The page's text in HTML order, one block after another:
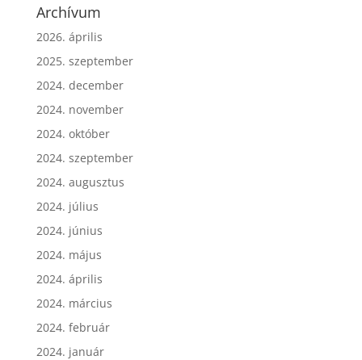
Archívum
2026. április
2025. szeptember
2024. december
2024. november
2024. október
2024. szeptember
2024. augusztus
2024. július
2024. június
2024. május
2024. április
2024. március
2024. február
2024. január